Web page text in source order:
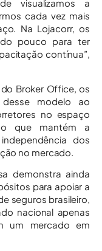
visualizamos a
cada vez mais
Na Lojacorr, os
pouco para ter
contínua”,
Broker Office, os
desse modelo ao
no espaço
que mantém a
dos
no mercado.
demonstra ainda
para apoiar a
seguros brasileiro,
nacional apenas
um mercado em